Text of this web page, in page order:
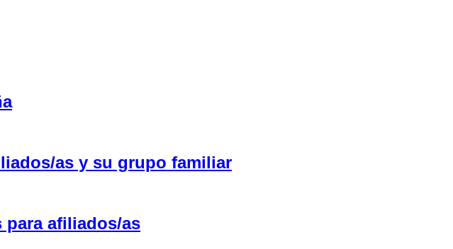
as y su grupo familiar
para afiliados/as